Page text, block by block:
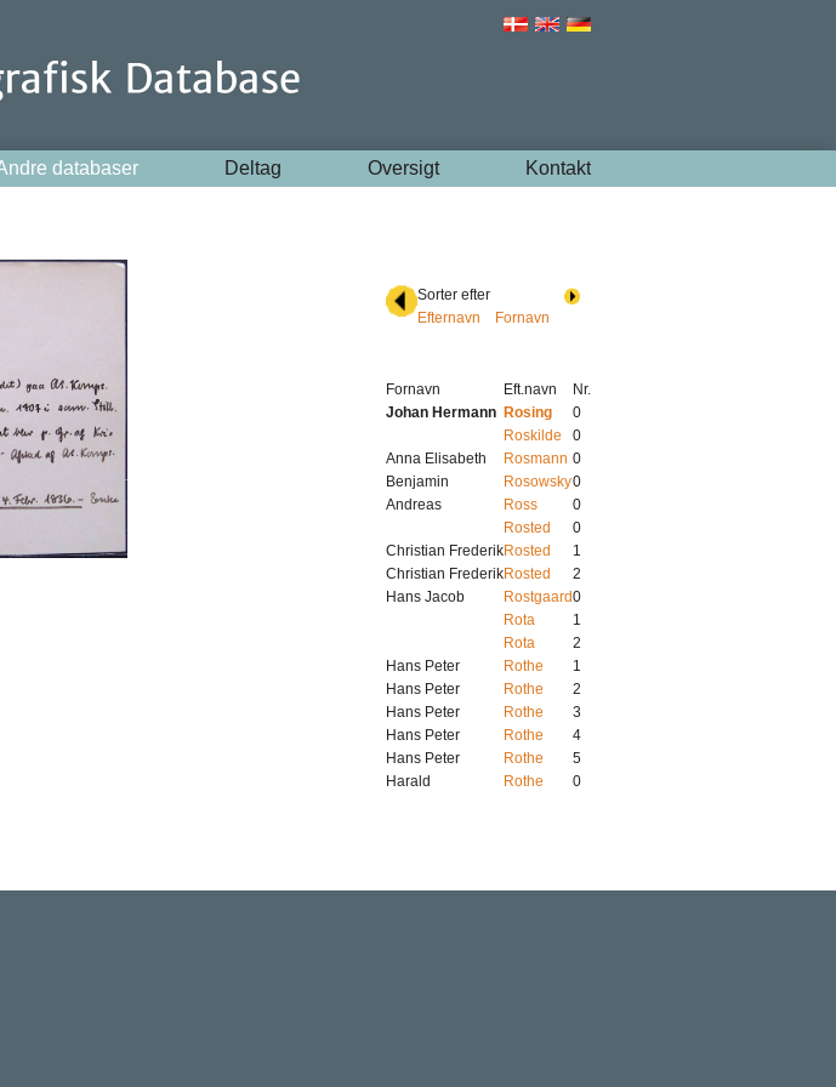
databaser Deltag Oversigt Kontakt
Sorter efter
Efternavn
Fornavn
Fornavn Eft.navn
Nr.
Johan Hermann Rosing
0
Roskilde
0
Anna Elisabeth
Rosmann 0
Benjamin
Rosowsky0
Andreas
Ross
0
Rosted
0
Christian FrederikRosted
1
Christian FrederikRosted
2
Hans Jacob
Rostgaard0
Rota
1
Rota
2
Hans Peter
Rothe
1
Hans Peter
Rothe
2
Hans Peter
Rothe
3
Hans Peter
Rothe
4
Hans Peter
Rothe
5
Harald
Rothe 0